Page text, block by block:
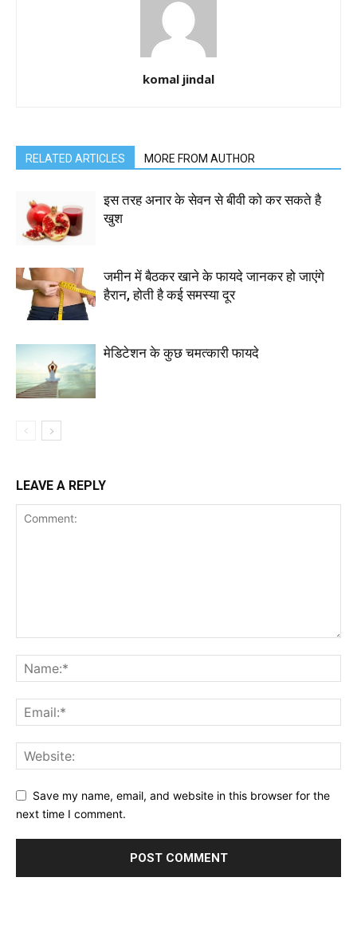
komal jindal
RELATED ARTICLES MORE FROM AUTHOR
इस तरह अनार के सेवन से बीवी को कर सकते है
खुश
जमीन में बैठकर खाने के फायदे जानकर हो जाएंगे
हैरान, होती है कई समस्या दूर
मेडिटेशन के कुछ चमत्कारी फायदे
LEAVE A REPLY
Save my name, email, and website in this browser for the
next time I comment.